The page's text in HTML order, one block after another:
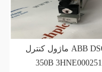
ماژول کنترل ABB DSQC
350B 3HNE000251